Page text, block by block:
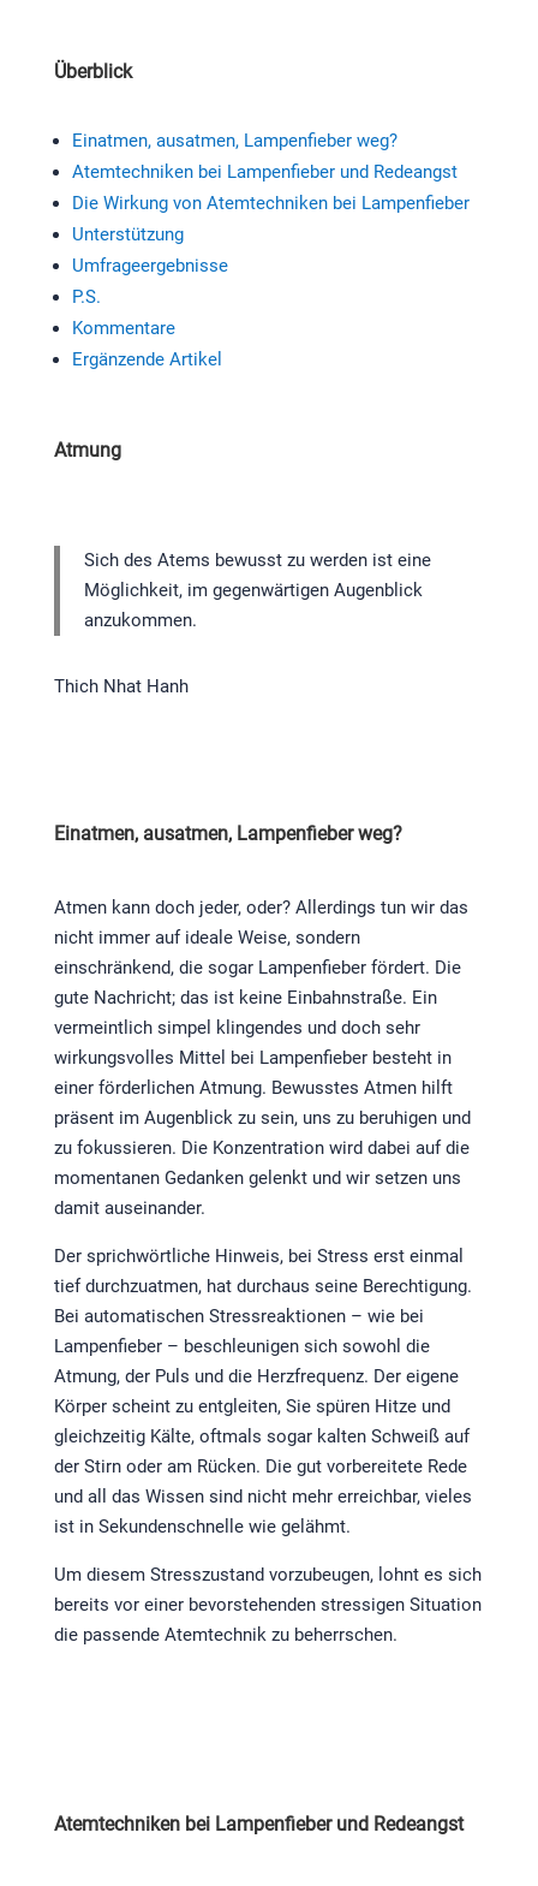
Überblick
Einatmen, ausatmen, Lampenfieber weg?
Atemtechniken bei Lampenfieber und Redeangst
Die Wirkung von Atemtechniken bei Lampenfieber
Unterstützung
Umfrageergebnisse
P.S.
Kommentare
Ergänzende Artikel
Atmung
Sich des Atems bewusst zu werden ist eine
Möglichkeit, im gegenwärtigen Augenblick
anzukommen.
Thich Nhat Hanh
Einatmen, ausatmen, Lampenfieber weg?
Atmen kann doch jeder, oder? Allerdings tun wir das
nicht immer auf ideale Weise, sondern
einschränkend, die sogar Lampenfieber fördert. Die
gute Nachricht; das ist keine Einbahnstraße. Ein
vermeintlich simpel klingendes und doch sehr
wirkungsvolles Mittel bei Lampenfieber besteht in
einer förderlichen Atmung. Bewusstes Atmen hilft
präsent im Augenblick zu sein, uns zu beruhigen und
zu fokussieren. Die Konzentration wird dabei auf die
momentanen Gedanken gelenkt und wir setzen uns
damit auseinander.
Der sprichwörtliche Hinweis, bei Stress erst einmal
tief durchzuatmen, hat durchaus seine Berechtigung.
Bei automatischen Stressreaktionen – wie bei
Lampenfieber – beschleunigen sich sowohl die
Atmung, der Puls und die Herzfrequenz. Der eigene
Körper scheint zu entgleiten, Sie spüren Hitze und
gleichzeitig Kälte, oftmals sogar kalten Schweiß auf
der Stirn oder am Rücken. Die gut vorbereitete Rede
und all das Wissen sind nicht mehr erreichbar, vieles
ist in Sekundenschnelle wie gelähmt.
Um diesem Stresszustand vorzubeugen, lohnt es sich
bereits vor einer bevorstehenden stressigen Situation
die passende Atemtechnik zu beherrschen.
Atemtechniken bei Lampenfieber und Redeangst